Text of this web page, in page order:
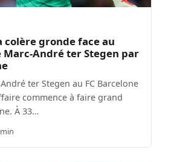
colère gronde face au
André ter Stegen par
ter Stegen au FC Barcelone
commence à faire grand
À 33…